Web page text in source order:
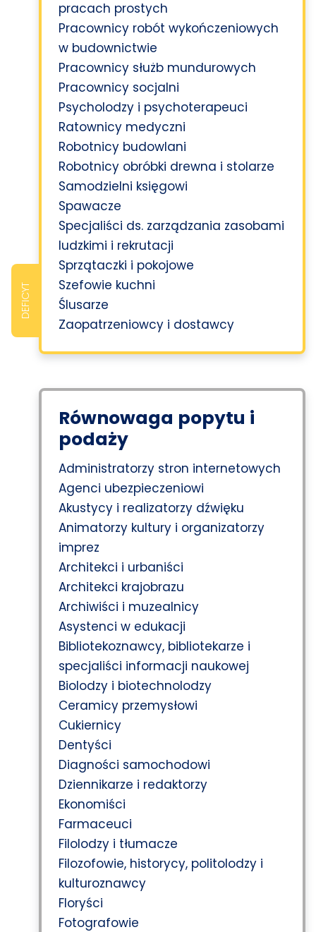
DEFICYT
pracach prostych
Pracownicy robót wykończeniowych
w budownictwie
Pracownicy służb mundurowych
Pracownicy socjalni
Psycholodzy i psychoterapeuci
Ratownicy medyczni
Robotnicy budowlani
Robotnicy obróbki drewna i stolarze
Samodzielni księgowi
Spawacze
Specjaliści ds. zarządzania zasobami
ludzkimi i rekrutacji
Sprzątaczki i pokojowe
Szefowie kuchni
Ślusarze
Zaopatrzeniowcy i dostawcy
Równowaga popytu i
podaży
Administratorzy stron internetowych
Agenci ubezpieczeniowi
Akustycy i realizatorzy dźwięku
Animatorzy kultury i organizatorzy
imprez
Architekci i urbaniści
Architekci krajobrazu
Archiwiści i muzealnicy
Asystenci w edukacji
Bibliotekoznawcy, bibliotekarze i
specjaliści informacji naukowej
Biolodzy i biotechnolodzy
Ceramicy przemysłowi
Cukiernicy
Dentyści
Diagności samochodowi
Dziennikarze i redaktorzy
Ekonomiści
Farmaceuci
Filolodzy i tłumacze
Filozofowie, historycy, politolodzy i
kulturoznawcy
Floryści
Fotografowie